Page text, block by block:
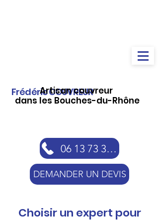
Frédéric COUVREUR
Artisan couvreur
dans les Bouches-du-Rhône
06 13 73 30 46
DEMANDER UN DEVIS
Choisir un expert pour